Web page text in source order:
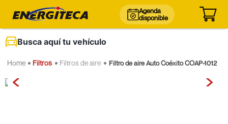
Agenda
disponible
Busca aquí tu vehículo
Filtros Filtros de aire Filtro de aire Auto Coéxito COAP-1012